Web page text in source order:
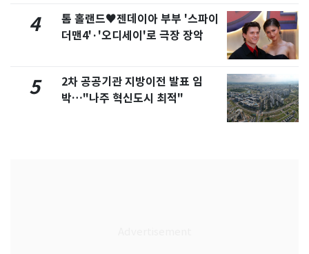
4
톰 홀랜드♥젠데이아 부부 '스파이
더맨4'·'오디세이'로 극장 장악
5
2차 공공기관 지방이전 발표 임
박…"나주 혁신도시 최적"